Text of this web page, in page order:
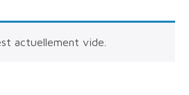
actuellement vide.